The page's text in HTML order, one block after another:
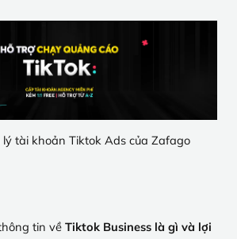
lý tài khoản Tiktok Ads của Zafago
tin về Tiktok Business là gì và lợi